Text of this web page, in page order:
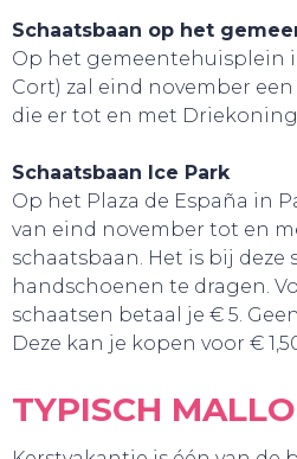
BELEEF!
Schaatsbaan op het
Op het gemeentehuisplein
Cort) zal eind november
die er tot en met
Schaatsbaan Ice Park
Op het Plaza de España in
van eind november tot en
schaatsbaan. Het is bij
handschoenen te dragen.
schaatsen betaal je € 5.
Deze kan je kopen voor €
TYPISCH